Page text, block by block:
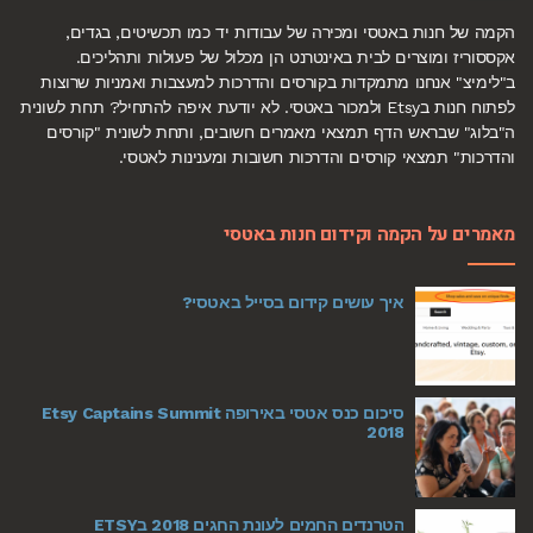
הקמה של חנות באטסי ומכירה של עבודות יד כמו תכשיטים, בגדים,
אקססוריז ומוצרים לבית באינטרנט הן מכלול של פעולות ותהליכים.
ב"לימיצ" אנחנו מתמקדות בקורסים והדרכות למעצבות ואמניות שרוצות
לפתוח חנות בEtsy ולמכור באטסי. לא יודעת איפה להתחיל? תחת לשונית
ה"בלוג" שבראש הדף תמצאי מאמרים חשובים, ותחת לשונית "קורסים
והדרכות" תמצאי קורסים והדרכות חשובות ומענינות לאטסי.
מאמרים על הקמה וקידום חנות באטסי
איך עושים קידום בסייל באטסי?
סיכום כנס אטסי באירופה Etsy Captains Summit
2018
הטרנדים החמים לעונת החגים 2018 בETSY